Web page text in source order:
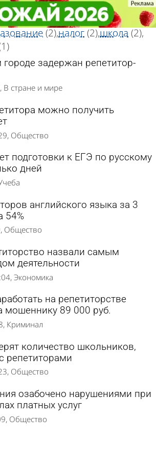
новостей
(2)налог(2)школа (2)
задержан репетитор-
В стране и мире
можно получить
Общество
подготовки к ЕГЭ по русскому
дней
английского языка за 3
54%
Общество
назвали самым
деятельности
Экономика
на репетиторстве
мошеннику 89 000 руб.
Криминал
количество школьников,
репетиторами
Общество
озабочено нарушениями при
платных услуг
Общество